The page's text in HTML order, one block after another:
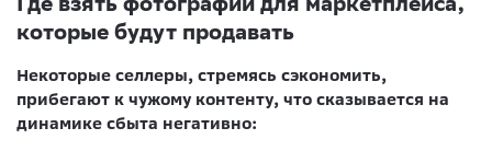
которые будут продавать
Некоторые селлеры, стремясь сэкономить,
прибегают к чужому контенту, что сказывается на
динамике сбыта негативно: